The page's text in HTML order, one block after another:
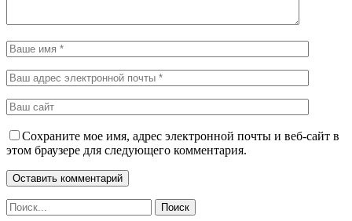
Сохраните мое имя, адрес электронной почты и веб-сайт в
этом браузере для следующего комментария.